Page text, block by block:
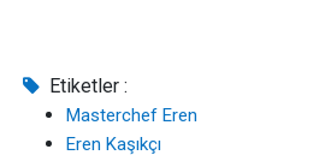
Etiketler :
Masterchef Eren
Eren Kaşıkçı